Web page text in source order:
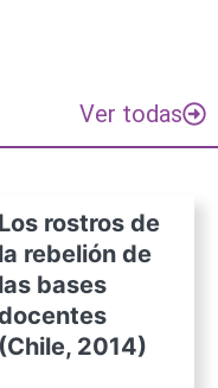
Ver todas
Los rostros de
la rebelión de
las bases
(Chile, 2014)